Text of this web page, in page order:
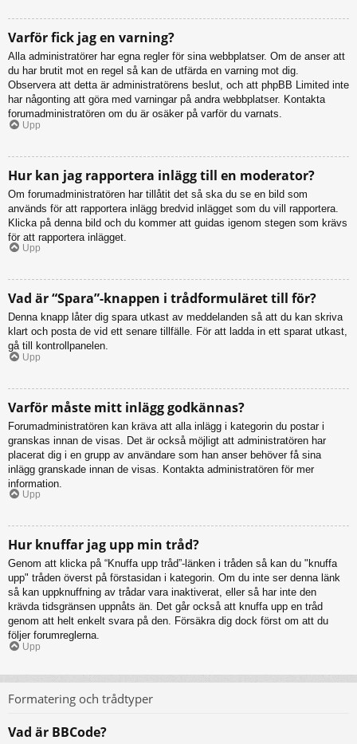
Varför fick jag en varning?
Alla administratörer har egna regler för sina webbplatser. Om de anser att
du har brutit mot en regel så kan de utfärda en varning mot dig.
Observera att detta är administratörens beslut, och att phpBB Limited inte
har någonting att göra med varningar på andra webbplatser. Kontakta
forumadministratören om du är osäker på varför du varnats.
Upp
Hur kan jag rapportera inlägg till en moderator?
Om forumadministratören har tillåtit det så ska du se en bild som
används för att rapportera inlägg bredvid inlägget som du vill rapportera.
Klicka på denna bild och du kommer att guidas igenom stegen som krävs
för att rapportera inlägget.
Upp
Vad är “Spara”-knappen i trådformuläret till för?
Denna knapp låter dig spara utkast av meddelanden så att du kan skriva
klart och posta de vid ett senare tillfälle. För att ladda in ett sparat utkast,
gå till kontrollpanelen.
Upp
Varför måste mitt inlägg godkännas?
Forumadministratören kan kräva att alla inlägg i kategorin du postar i
granskas innan de visas. Det är också möjligt att administratören har
placerat dig i en grupp av användare som han anser behöver få sina
inlägg granskade innan de visas. Kontakta administratören för mer
information.
Upp
Hur knuffar jag upp min tråd?
Genom att klicka på “Knuffa upp tråd”-länken i tråden så kan du "knuffa
upp" tråden överst på förstasidan i kategorin. Om du inte ser denna länk
så kan uppknuffning av trådar vara inaktiverat, eller så har inte den
krävda tidsgränsen uppnåts än. Det går också att knuffa upp en tråd
genom att helt enkelt svara på den. Försäkra dig dock först om att du
följer forumreglerna.
Upp
Formatering och trådtyper
Vad är BBCode?